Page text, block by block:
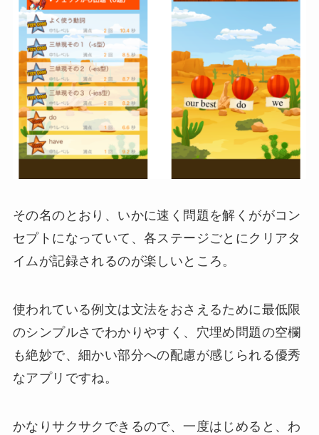
その名のとおり、いかに速く問題を解くががコン
セプトになっていて、各ステージごとにクリアタ
イムが記録されるのが楽しいところ。
使われている例文は文法をおさえるために最低限
のシンプルさでわかりやすく、穴埋め問題の空欄
も絶妙で、細かい部分への配慮が感じられる優秀
なアプリですね。
かなりサクサクできるので、一度はじめると、わ